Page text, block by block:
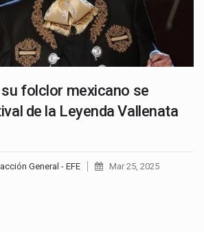
su folclor mexicano se
de la Leyenda Vallenata
General - EFE Mar 25, 2025